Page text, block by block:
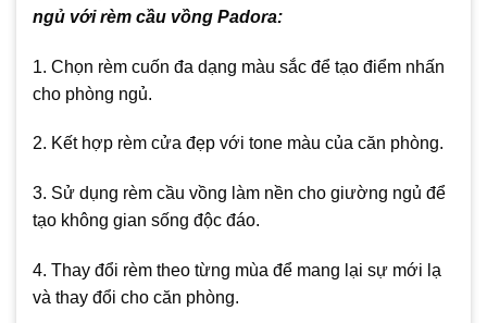
ngủ với rèm cầu vồng Padora:
1. Chọn rèm cuốn đa dạng màu sắc để tạo điểm nhấn
cho phòng ngủ.
2. Kết hợp rèm cửa đẹp với tone màu của căn phòng.
3. Sử dụng rèm cầu vồng làm nền cho giường ngủ để
tạo không gian sống độc đáo.
4. Thay đổi rèm theo từng mùa để mang lại sự mới lạ
và thay đổi cho căn phòng.